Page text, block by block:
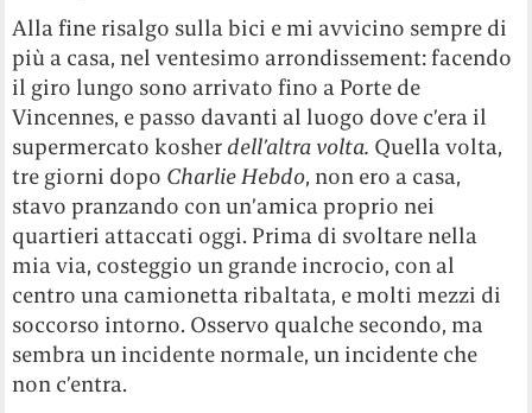
Alla fine risalgo sulla bici e mi avvicino sempre di
più a casa, nel ventesimo arrondissement: facendo
il giro lungo sono arrivato fino a Porte de
Vincennes, e passo davanti al luogo dove c’era il
supermercato kosher dell’altra volta. Quella volta,
tre giorni dopo Charlie Hebdo, non ero a casa,
stavo pranzando con un’amica proprio nei
quartieri attaccati oggi. Prima di svoltare nella
mia via, costeggio un grande incrocio, con al
centro una camionetta ribaltata, e molti mezzi di
soccorso intorno. Osservo qualche secondo, ma
sembra un incidente normale, un incidente che
non c’entra.